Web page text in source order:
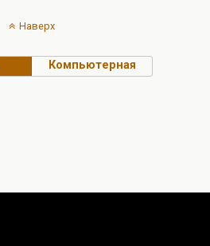
Наверх
Компьютерная